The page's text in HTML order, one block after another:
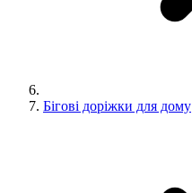
Бігові доріжки для дому